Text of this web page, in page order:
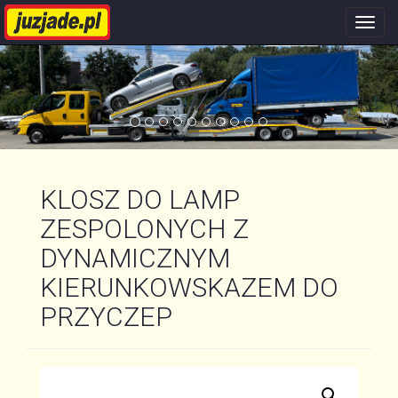
KLOSZ DO LAMP
ZESPOLONYCH Z
DYNAMICZNYM
KIERUNKOWSKAZEM DO
PRZYCZEP